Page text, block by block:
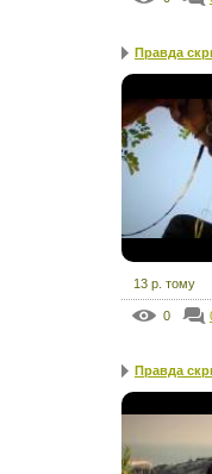
Правда
13 р. тому
0
Правда